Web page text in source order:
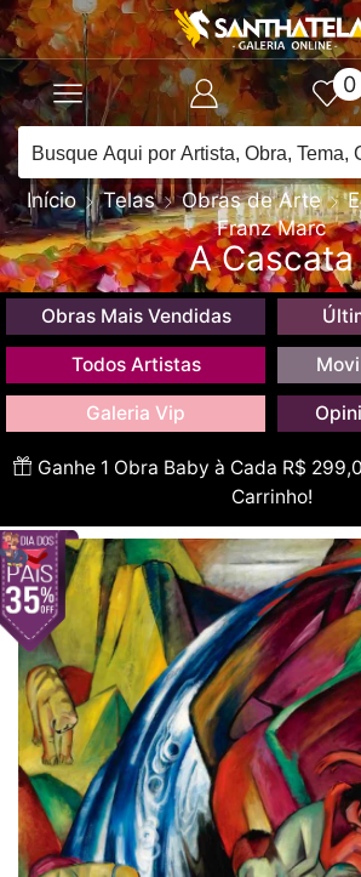
0
Início Telas Obras de Arte
Franz Marc
A Cascata
Obras Mais Vendidas
Todos Artistas
Galeria Vip
Ganhe 1 Obra Baby à Cada R$
Carrinho!